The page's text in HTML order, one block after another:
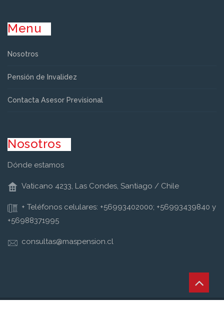
Menu
Nosotros
Pensión de Invalidez
Contacta Asesor Previsional
Nosotros
Dónde estamos
Vaticano 4233, Las Condes, Santiago / Chile
+ Teléfonos celulares: +56993402000; +56993439840 y
+56988371995
consultas@maspension.cl